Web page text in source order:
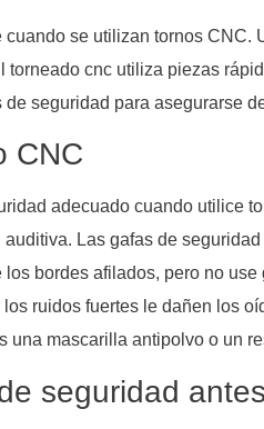
cuando se utilizan tornos
torneado cnc utiliza piezas
seguridad para asegurarse
CNC
adecuado cuando utilice
Las gafas de
bordes afilados, pero no
ruidos fuertes le dañen los
una mascarilla antipolvo o un
seguridad